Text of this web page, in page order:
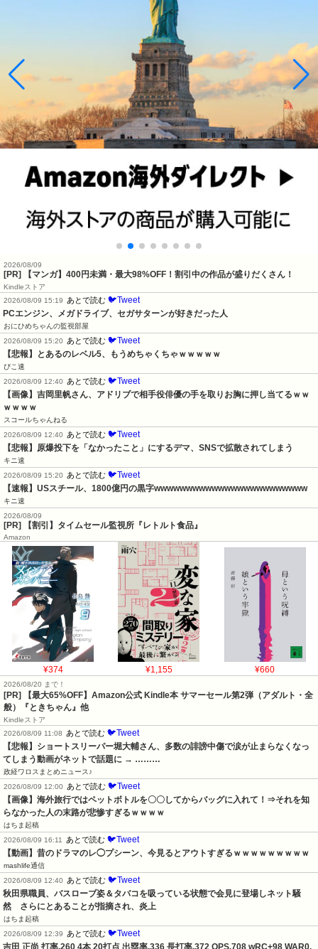
2026/08/09
[PR] 【マンガ】400円未満・最大98%OFF！割引中の作品が盛りだくさん！
Kindleストア
2026/08/09 15:19
あとで読む 🐦Tweet
PCエンジン、メガドライブ、セガサターンが好きだった人
おにひめちゃんの監視部屋
2026/08/09 15:20
あとで読む 🐦Tweet
【悲報】とあるのレベル5、もうめちゃくちゃｗｗｗｗｗ
ぴこ速
2026/08/09 12:40
あとで読む 🐦Tweet
【画像】吉岡里帆さん、アドリブで相手役俳優の手を取りお胸に押し当てるｗｗ
ｗｗｗｗ
スコールちゃんねる
2026/08/09 12:40
あとで読む 🐦Tweet
【悲報】原爆投下を「なかったこと」にするデマ、SNSで拡散されてしまう
キニ速
2026/08/09 15:20
あとで読む 🐦Tweet
【速報】USスチール、1800億円の黒字wwwwwwwwwwwwwwwwwwwwwwww
キニ速
2026/08/09
[PR] 【割引】タイムセール監視所『レトルト食品』
Amazon
¥374 ¥1,155 ¥660
2026/08/20 まで！
[PR]
【最大65%OFF】Amazon公式 Kindle本 サマーセール第2弾（アダルト・全
般）『ときちゃん』他
Kindleストア
2026/08/09 11:08
あとで読む 🐦Tweet
【悲報】ショートスリーパー堀大輔さん、多数の誹謗中傷で涙が止まらなくなっ
てしまう動画がネットで話題に → ………
政経ワロスまとめニュース♪
2026/08/09 12:00
あとで読む 🐦Tweet
【画像】海外旅行ではペットボトルを〇〇してからバッグに入れて！⇒それを知
らなかった人の末路が悲惨すぎるｗｗｗｗ
はちま起稿
2026/08/09 16:11
あとで読む 🐦Tweet
【動画】昔のドラマのレ◯プシーン、今見るとアウトすぎるｗｗｗｗｗｗｗｗｗ
mashlife通信
2026/08/09 12:40
あとで読む 🐦Tweet
秋田県職員、バスローブ姿＆タバコを吸っている状態で会見に登場しネット騒
然　さらにとあることが指摘され、炎上
はちま起稿
2026/08/09 12:39
あとで読む 🐦Tweet